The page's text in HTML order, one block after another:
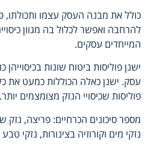
כולל את מבנה העסק עצמו ותכולתו,
להרחבה ואפשר לכלול בה מגוון
המייחדים עסקים.
ישנן פוליסות ביטוח שונות בכיסוייהן
עסק. ישנן כאלה הכוללות כמעט את כל
פוליסות שכיסויי הנזק מצומצמים יותר.
מספר סיכונים הכרחיים: פריצה,
נזקי מים וקורוזיה בצינורות, נזקי